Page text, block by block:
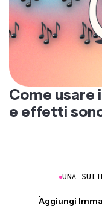
Come usare
e effetti
UNA
Aggiungi